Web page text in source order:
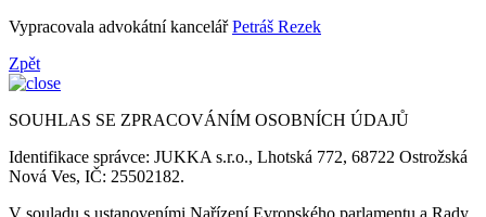
Vypracovala advokátní kancelářPetráš Rezek
Zpět
SOUHLAS SE ZPRACOVÁNÍM OSOBNÍCH ÚDAJŮ
Identifikace správce: JUKKA s.r.o., Lhotská 772, 68722 Ostrožská
Nová Ves, IČ: 25502182.
V souladu s ustanoveními Nařízení Evropského parlamentu a Rady